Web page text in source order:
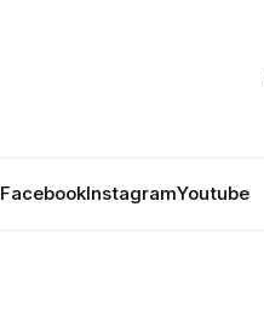
FacebookInstagramYoutube